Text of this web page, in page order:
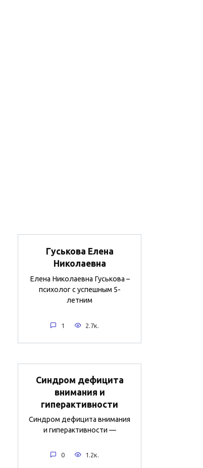
Гуськова Елена
Николаевна
Елена Николаевна Гуськова –
психолог с успешным 5-
летним
1 2.7к.
Синдром дефицита
внимания и
гиперактивности
Синдром дефицита внимания
и гиперактивности —
0 1.2к.